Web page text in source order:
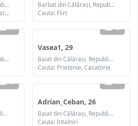
Barbat din Călăraşi, Republica Moldova
Cauta: Intalniri, Comunicare / chat, Prietenie, Casatorie
Barbat din Călăraşi, Republica Moldova
Cauta: Flirt
1
Barbat din Călăraşi, Republica Moldova
3
Vasea1, 29
Baiat din Călăraşi, Republica Moldova
Cauta: Prietenie, Casatorie
1
Baiat din Călăraşi, Republica Moldova
1
Adrian_Ceban, 26
Baiat din Călăraşi, Republica Moldova
Cauta: Intalniri